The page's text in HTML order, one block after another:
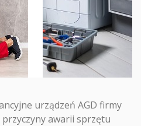
urządzeń AGD firmy
przyczyny awarii sprzętu